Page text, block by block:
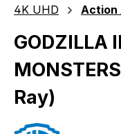
4K UHD Action
GODZILLA
Ray)